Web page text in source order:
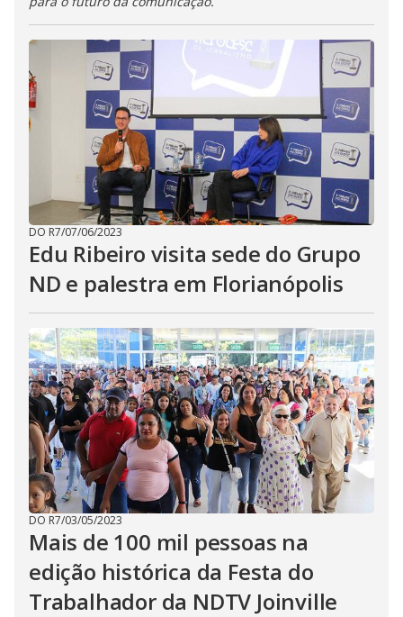
DO R7/07/06/2023
Edu Ribeiro visita sede do Grupo
ND e palestra em Florianópolis
DO R7/03/05/2023
Mais de 100 mil pessoas na
edição histórica da Festa do
Trabalhador da NDTV Joinville